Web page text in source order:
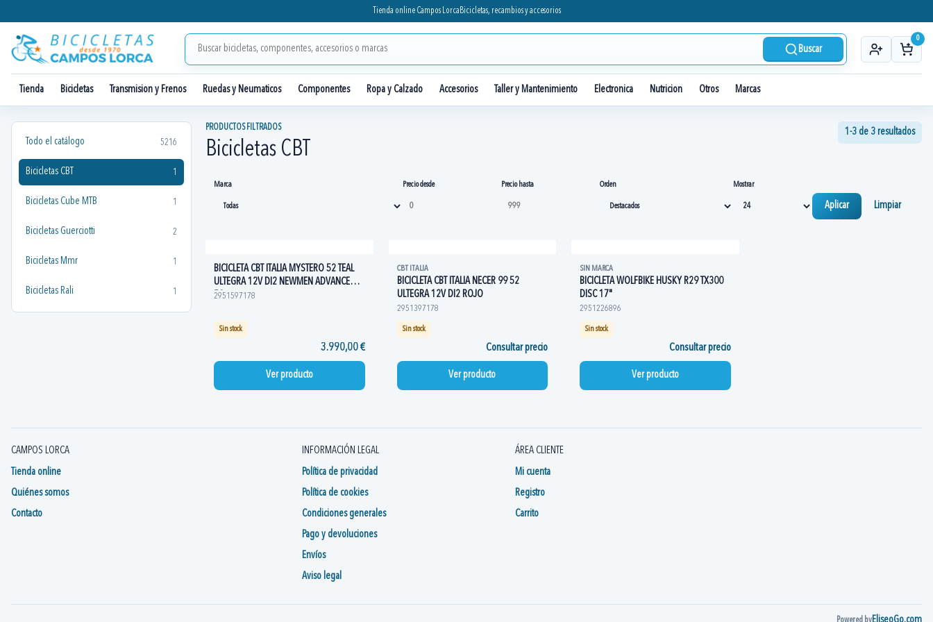
Tienda online Campos Lorca Bicicletas, recambios y accesorios
Buscar
0
Tienda Bicicletas Transmision y Frenos Ruedas y Neumaticos Componentes Ropa y Calzado Accesorios Taller y Mantenimiento Electronica Nutricion Otros Marcas
Todo el catálogo 5216
Bicicletas CBT 1
Bicicletas Cube MTB 1
Bicicletas Guerciotti 2
Bicicletas Mmr 1
Bicicletas Rali 1
PRODUCTOS FILTRADOS
Bicicletas CBT
1-3 de 3 resultados
Marca Precio desde Precio hasta Orden Mostrar
Aplicar Limpiar
BICICLETA CBT ITALIA MYSTERO 52 TEAL
ULTEGRA 12V DI2 NEWMEN ADVANCED
50
2951597178
Sin stock
3.990,00 €
Ver producto
CBT ITALIA
BICICLETA CBT ITALIA NECER 99 52
ULTEGRA 12V DI2 ROJO
2951397178
Sin stock
Consultar precio
Ver producto
SIN MARCA
BICICLETA WOLFBIKE HUSKY R29 TX300
DISC 17"
2951226896
Sin stock
Consultar precio
Ver producto
CAMPOS LORCA
Tienda online
Quiénes somos
Contacto
INFORMACIÓN LEGAL
Política de privacidad
Política de cookies
Condiciones generales
Pago y devoluciones
Envíos
Aviso legal
ÁREA CLIENTE
Mi cuenta
Registro
Carrito